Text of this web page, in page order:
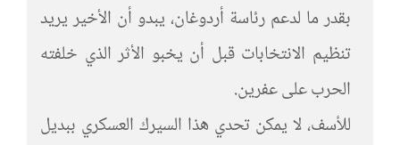
بقدر ما لدعم رئاسة أردوغان، يبدو أن الأخير يريد
تنظيم الانتخابات قبل أن يخبو الأثر الذي خلفته
الحرب على عفرين.
للأسف، لا يمكن تحدي هذا السيرك العسكري ببديل